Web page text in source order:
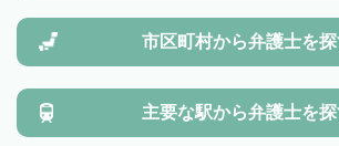
市区町村から弁護士を
主要な駅から弁護士を